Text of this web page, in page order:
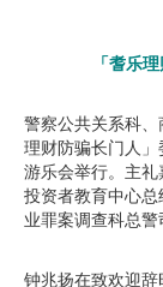
「耆乐
警察公共关系科
理财防骗长门人
游乐会举行。主礼
投资者教育中心
业罪案调查科总警
钟兆扬在致欢迎